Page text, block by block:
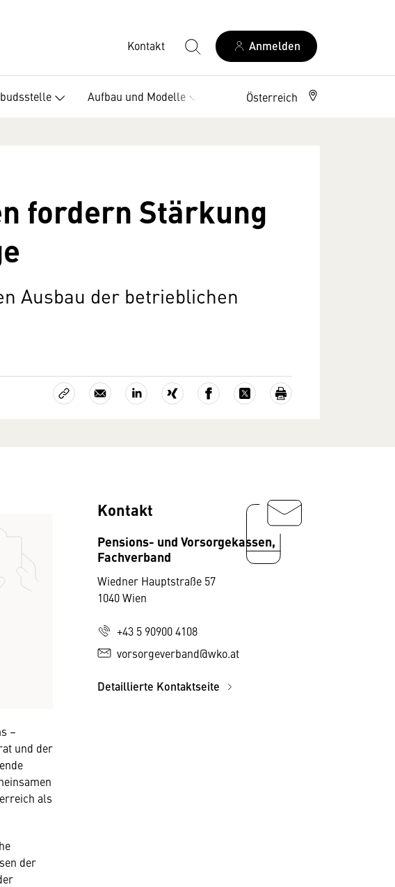
Kontakt Anmelden
Aufbau und Modelle VorteileÖsterreich
fordern Stärkung
Ausbau der betrieblichen
–
und der
als
der
Kontakt
Pensions- und Vorsorgekassen,
Fachverband
Wiedner Hauptstraße 57
1040 Wien
+43 5 90900 4108
vorsorgeverband@wko.at
Detaillierte Kontaktseite